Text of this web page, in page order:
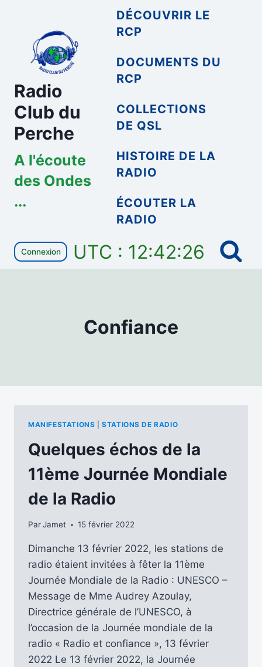
contenu
Radio
Club du
Perche
A l'écoute
des Ondes
...
DÉCOUVRIR LE
RCP
DOCUMENTS DU
RCP
COLLECTIONS
DE QSL
HISTOIRE DE LA
RADIO
ÉCOUTER LA
RADIO
Connexion UTC : 12:42:26
Confiance
MANIFESTATIONS |STATIONS DE RADIO
Quelques échos de la
11ème Journée Mondiale
de la Radio
ParJamet 15 février 2022
Dimanche 13 février 2022, les stations de
radio étaient invitées à fêter la 11ème
Journée Mondiale de la Radio : UNESCO –
Message de Mme Audrey Azoulay,
Directrice générale de l’UNESCO, à
l’occasion de la Journée mondiale de la
radio « Radio et confiance », 13 février
2022 Le 13 février 2022, la Journée